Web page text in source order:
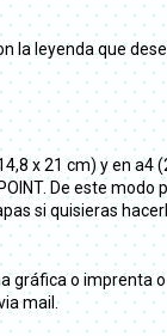
la leyenda que
x 21 cm) y en a4
De este modo
si quisieras
gráfica o imprenta
mail.